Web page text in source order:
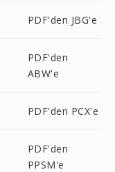
PDF'den JBG'e
PDF'den
ABW'e
PDF'den PCX'e
PDF'den
PPSM'e